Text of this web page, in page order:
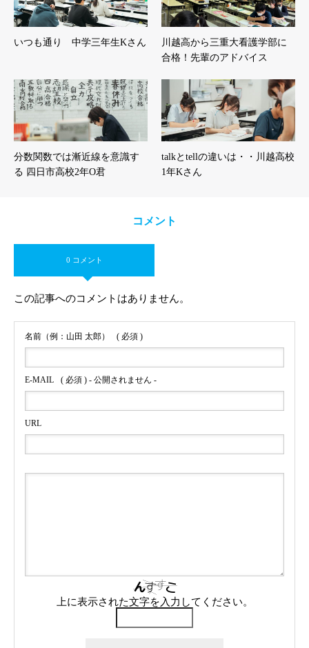
いつも通り 中学三年生Kさん
川越高から三重大看護学部に
合格！先輩のアドバイス
分数関数では漸近線を意識す
る 四日市高校2年O君
talkとtellの違いは・・川越高校
1年Kさん
コメント
0 コメント
この記事へのコメントはありません。
名前（例：山田 太郎） ( 必須 )
E-MAIL ( 必須 ) - 公開されません -
URL
上に表示された文字を入力してください。